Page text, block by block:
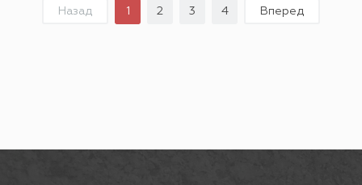
Назад 1 2 3 4 Вперед